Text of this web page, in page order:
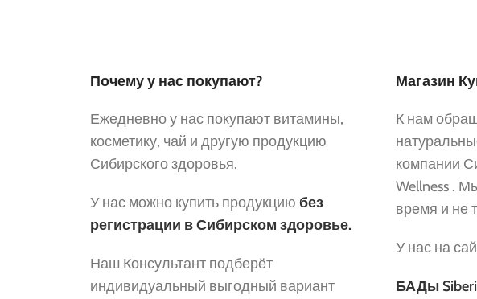
Почему у нас покупают?
Ежедневно у нас покупают витамины,
косметику, чай и другую продукцию
Сибирского здоровья.
У нас можно купить продукцию без
регистрации в Сибирском здоровье.
Наш Консультант подберёт
индивидуальный выгодный вариант
Магазин
К нам
компании
Wellness .
время и не
У нас на
БАДы